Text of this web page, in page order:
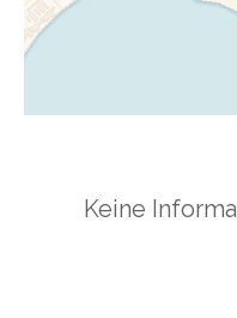
Keine